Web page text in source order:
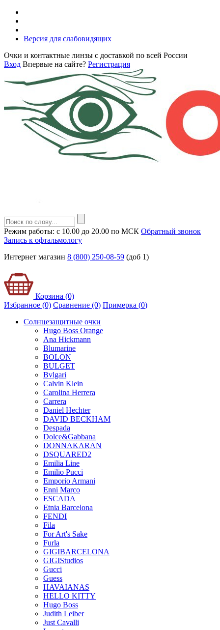
Версия для слабовидящих
Очки и контактные линзы с доставкой по всей России
Вход Впервые на сайте? Регистрация
Режим работы: с 10.00 до 20.00 по МСК Обратный звонок
Запись к офтальмологу
Интернет магазин 8 (800) 250-08-59 (доб 1)
Корзина (0)
Избранное (0) Сравнение (0) Примерка (0)
Солнцезащитные очки
Hugo Boss Orange
Ana Hickmann
Blumarine
BOLON
BULGET
Bvlgari
Calvin Klein
Carolina Herrera
Carrera
Daniel Hechter
DAVID BECKHAM
Despada
Dolce&Gabbana
DONNAKARAN
DSQUARED2
Emilia Line
Emilio Pucci
Emporio Armani
Enni Marco
ESCADA
Etnia Barcelona
FENDI
Fila
For Art's Sake
Furla
GIGIBARCELONA
GIGIStudios
Gucci
Guess
HAVAIANAS
HELLO KITTY
Hugo Boss
Judith Leiber
Just Cavalli